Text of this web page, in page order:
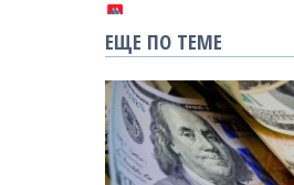
ЕЩЕ ПО ТЕМЕ